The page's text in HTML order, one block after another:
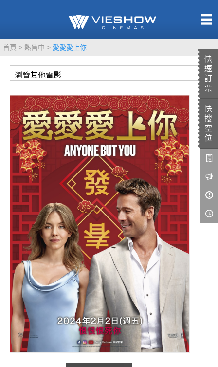
快
速
訂
票
快
搜
空
位
首頁 熱售中 愛愛愛上你
TITAN SCREEN
MUCROWN
IMAX
4DX
VR 演唱會
GOLD CLASS
AD口述影像
影城餐飲
UNICORN
影城公告
影城活動
中獎名單
合作夥伴
加入iShow